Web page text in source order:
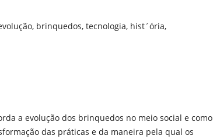
brinquedos, tecnologia, hist´ória,
a evolução dos brinquedos no meio social e como
das práticas e da maneira pela qual os